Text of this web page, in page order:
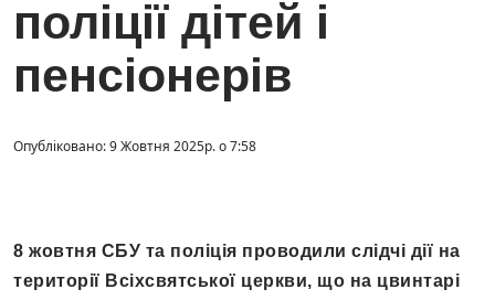
поліції дітей і
пенсіонерів
Опубліковано: 9 Жовтня 2025р. о 7:58
8 жовтня СБУ та поліція проводили слідчі дії на
території Всіхсвятської церкви, що на цвинтарі